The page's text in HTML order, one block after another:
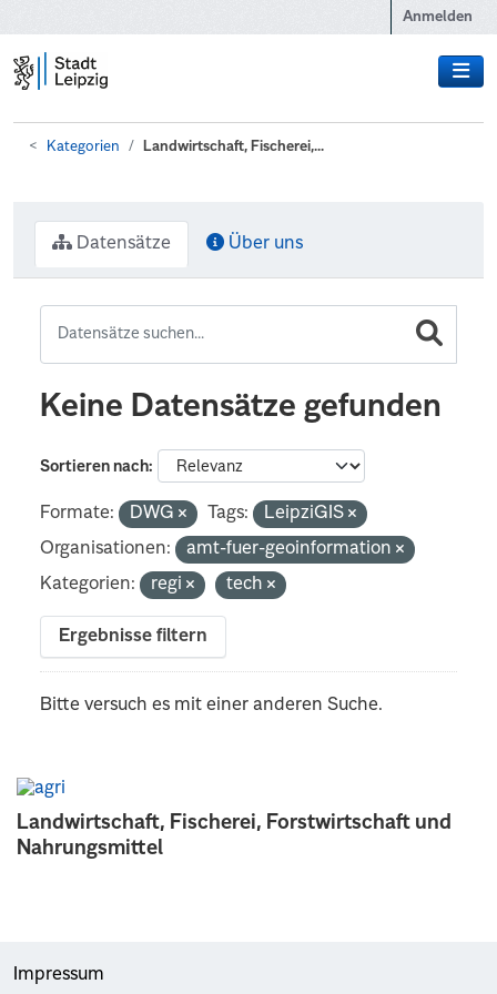
Anmelden
Kategorien Landwirtschaft, Fischerei,...
Landwirtschaft, Fischerei, Forstwirtschaft und
Nahrungsmittel
Datensätze Über uns
Keine Datensätze gefunden
Sortieren nach
Formate: DWG Tags:
LeipziGIS
Organisationen:
amt-fuer-geoinformation
Kategorien:
regi tech
Ergebnisse filtern
Bitte versuch es mit einer anderen Suche.
Impressum